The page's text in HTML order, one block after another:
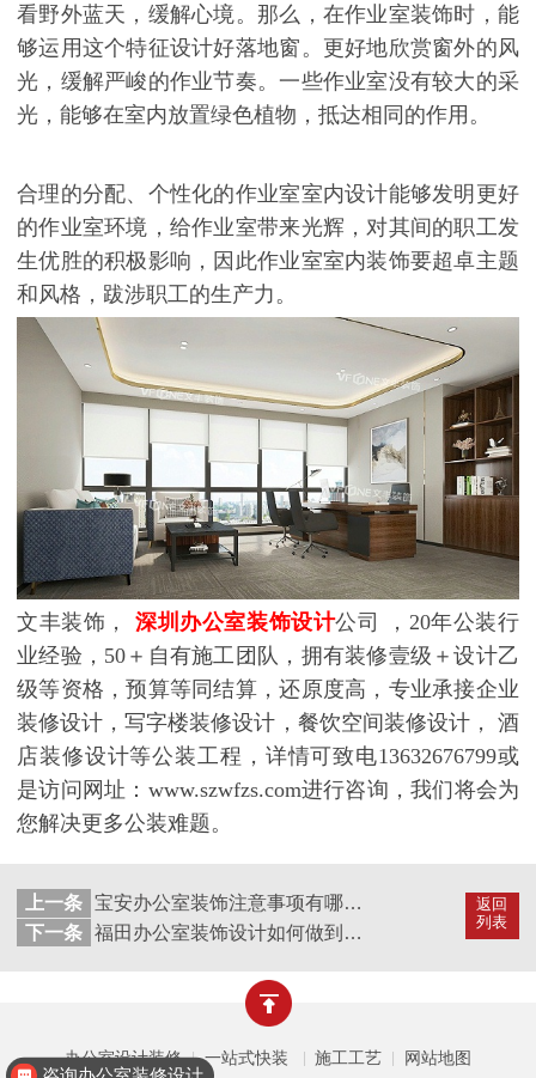
看野外蓝天，缓解心境。那么，在作业室装饰时，能
够运用这个特征设计好落地窗。更好地欣赏窗外的风
光，缓解严峻的作业节奏。一些作业室没有较大的采
光，能够在室内放置绿色植物，抵达相同的作用。
合理的分配、个性化的作业室室内设计能够发明更好
的作业室环境，给作业室带来光辉，对其间的职工发
生优胜的积极影响，因此作业室室内装饰要超卓主题
和风格，跋涉职工的生产力。
文丰装饰， 深圳办公室装饰设计公司
，20年公装行
业经验，50＋自有施工团队，拥有装修壹级＋设计乙
级等资格，预算等同结算，还原度高，专业承接企业
装修设计，写字楼装修设计，餐饮空间装修设计， 酒
店装修设计等公装工程，详情可致电13632676799或
是访问网址：www.szwfzs.com进行咨询，我们将会为
您解决更多公装难题。
返回
列表
上一条
宝安办公室装饰注意事项有哪些？
下一条
福田办公室装饰设计如何做到有效的装修和隔音？
办公室设计装修 | 一站式快装 | 施工工艺 | 网站地图